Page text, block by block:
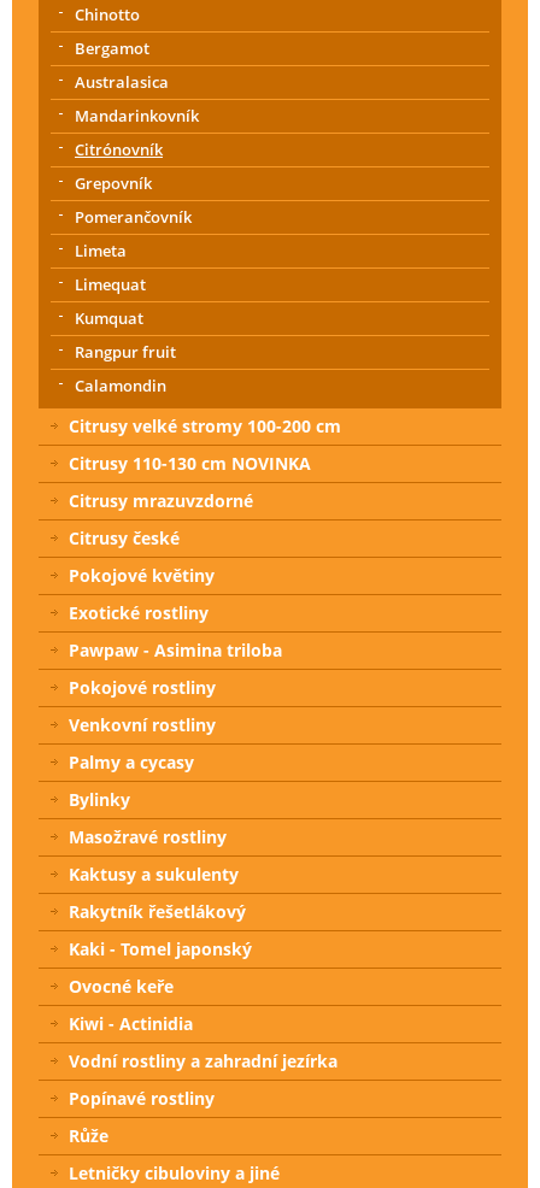
Chinotto
Bergamot
Australasica
Mandarinkovník
Citrónovník
Grepovník
Pomerančovník
Limeta
Limequat
Kumquat
Rangpur fruit
Calamondin
Citrusy velké stromy 100-200 cm
Citrusy 110-130 cm NOVINKA
Citrusy mrazuvzdorné
Citrusy české
Pokojové květiny
Exotické rostliny
Pawpaw - Asimina triloba
Pokojové rostliny
Venkovní rostliny
Palmy a cycasy
Bylinky
Masožravé rostliny
Kaktusy a sukulenty
Rakytník řešetlákový
Kaki - Tomel japonský
Ovocné keře
Kiwi - Actinidia
Vodní rostliny a zahradní jezírka
Popínavé rostliny
Růže
Letničky cibuloviny a jiné